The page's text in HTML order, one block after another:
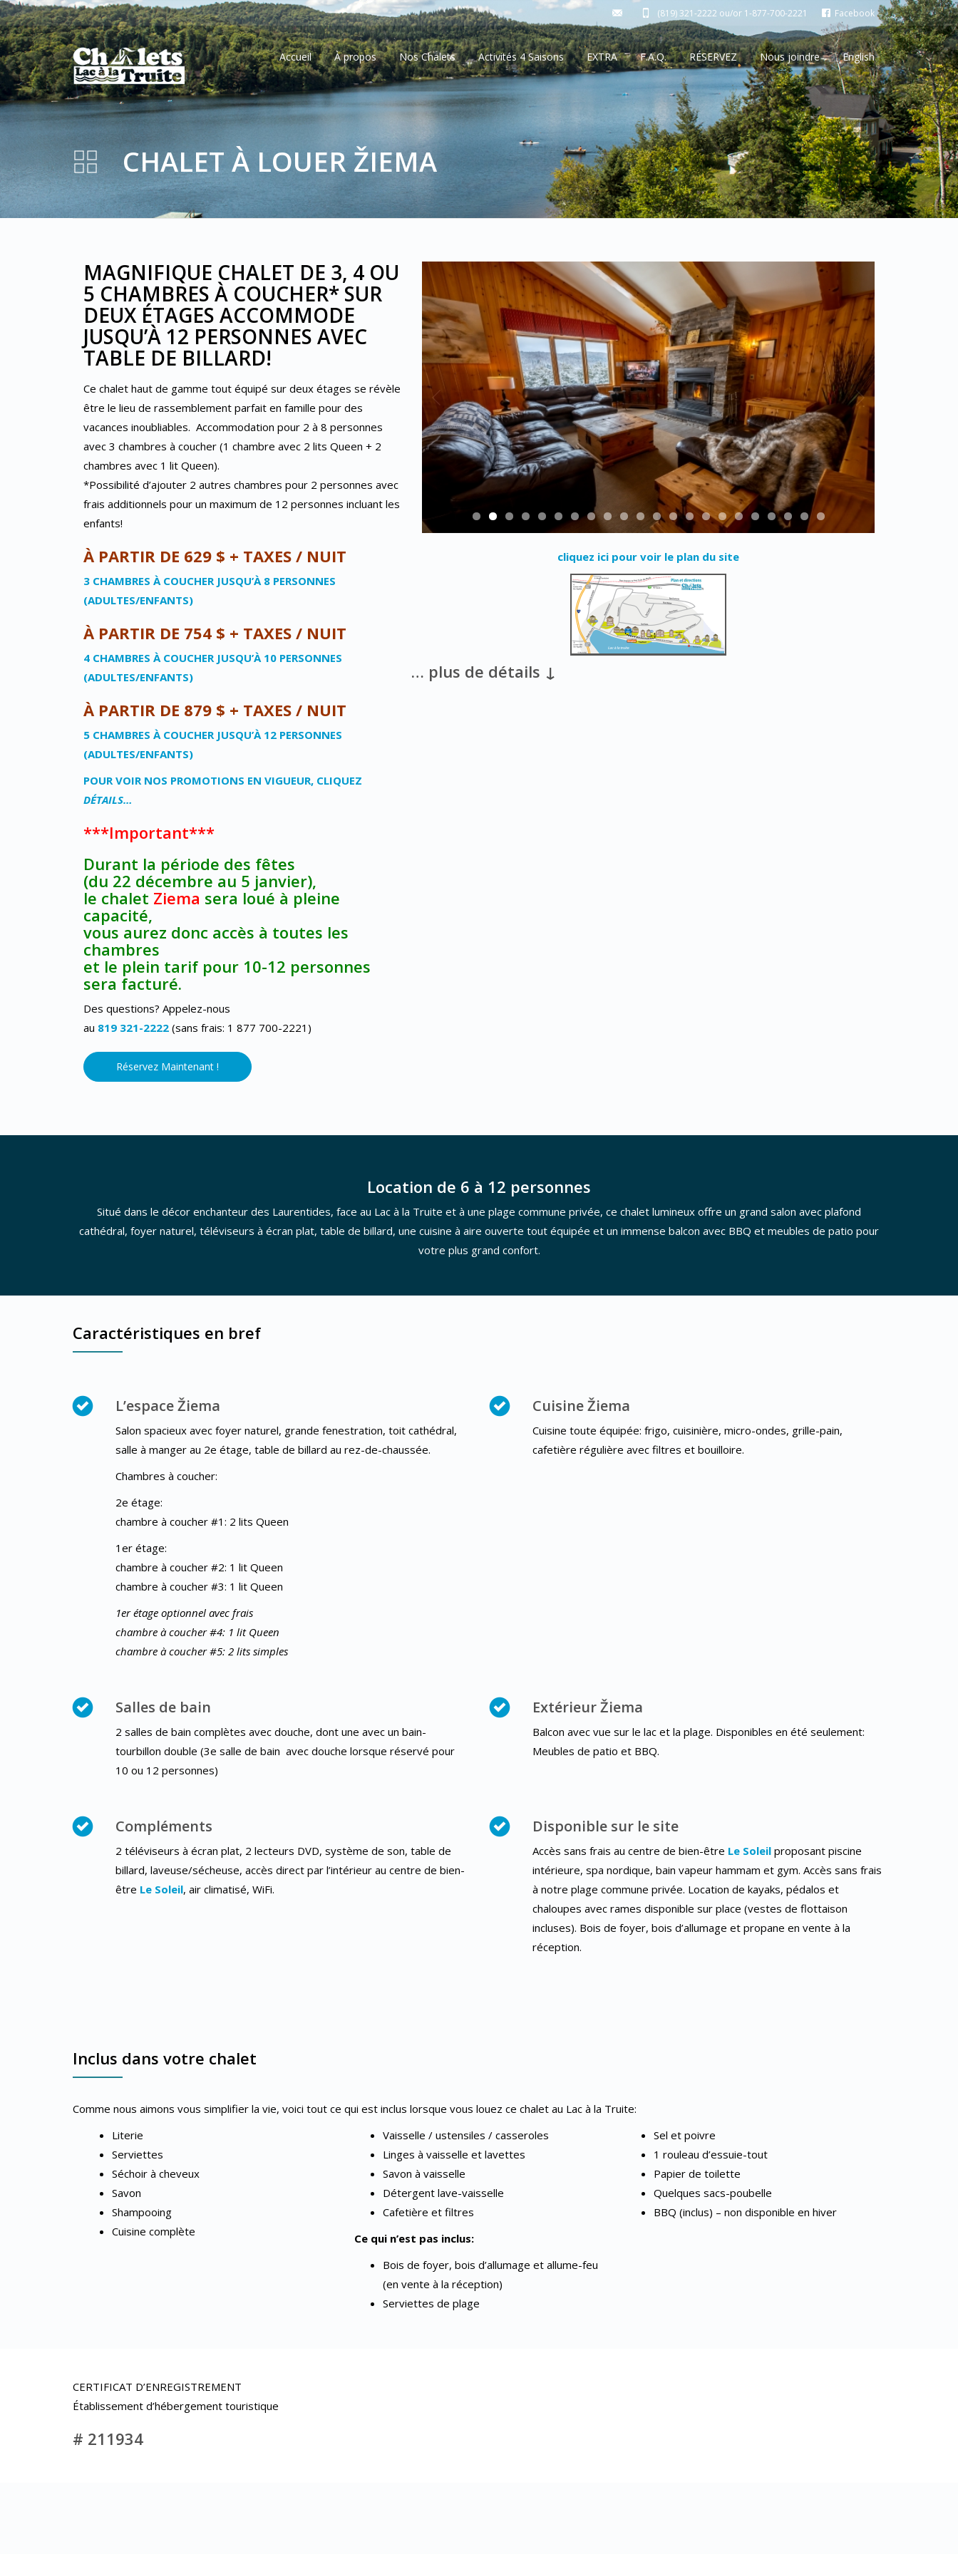
(819) 321-2222 ou/or 1-877-700-2221 Facebook
Accueil À propos Nos Chalets Activités 4 Saisons EXTRA F.A.Q. RÉSERVEZ Nous joindre English
CHALET À LOUER ŽIEMA
MAGNIFIQUE CHALET DE 3, 4 OU
5 CHAMBRES À COUCHER* SUR
DEUX ÉTAGES ACCOMMODE
JUSQU’À 12 PERSONNES AVEC
TABLE DE BILLARD!
Ce chalet haut de gamme tout équipé sur deux étages se révèle
être le lieu de rassemblement parfait en famille pour des
vacances inoubliables. Accommodation pour 2 à 8 personnes
avec 3 chambres à coucher (1 chambre avec 2 lits Queen + 2
chambres avec 1 lit Queen).
*Possibilité d’ajouter 2 autres chambres pour 2 personnes avec
frais additionnels pour un maximum de 12 personnes incluant les
enfants!
À PARTIR DE 629 $ + TAXES / NUIT
3 CHAMBRES À COUCHER JUSQU’À 8 PERSONNES
(ADULTES/ENFANTS)
À PARTIR DE 754 $ + TAXES / NUIT
4 CHAMBRES À COUCHER JUSQU’À 10 PERSONNES
(ADULTES/ENFANTS)
À PARTIR DE 879 $ + TAXES / NUIT
5 CHAMBRES À COUCHER JUSQU’À 12 PERSONNES
(ADULTES/ENFANTS)
POUR VOIR NOS PROMOTIONS EN VIGUEUR, CLIQUEZ
DÉTAILS…
***Important***
Durant la période des fêtes
(du 22 décembre au 5 janvier),
le chalet Ziema sera loué à pleine
capacité,
vous aurez donc accès à toutes les
chambres
et le plein tarif pour 10-12 personnes
sera facturé.
Des questions? Appelez-nous
au 819 321-2222 (sans frais: 1 877 700-2221)
Réservez Maintenant !
cliquez ici pour voir le plan du site
… plus de détails ↓
Location de 6 à 12 personnes
Situé dans le décor enchanteur des Laurentides, face au Lac à la Truite et à une plage commune privée, ce chalet lumineux offre un grand salon avec plafond
cathédral, foyer naturel, téléviseurs à écran plat, table de billard, une cuisine à aire ouverte tout équipée et un immense balcon avec BBQ et meubles de patio pour
votre plus grand confort.
Caractéristiques en bref
L’espace Žiema
Salon spacieux avec foyer naturel, grande fenestration, toit cathédral,
salle à manger au 2e étage, table de billard au rez-de-chaussée.
Chambres à coucher:
2e étage:
chambre à coucher #1: 2 lits Queen
1er étage:
chambre à coucher #2: 1 lit Queen
chambre à coucher #3: 1 lit Queen
1er étage optionnel avec frais
chambre à coucher #4: 1 lit Queen
chambre à coucher #5: 2 lits simples
Cuisine Žiema
Cuisine toute équipée: frigo, cuisinière, micro-ondes, grille-pain,
cafetière régulière avec filtres et bouilloire.
Salles de bain
2 salles de bain complètes avec douche, dont une avec un bain-
tourbillon double (3e salle de bain avec douche lorsque réservé pour
10 ou 12 personnes)
Extérieur Žiema
Balcon avec vue sur le lac et la plage. Disponibles en été seulement:
Meubles de patio et BBQ.
Compléments
2 téléviseurs à écran plat, 2 lecteurs DVD, système de son, table de
billard, laveuse/sécheuse, accès direct par l’intérieur au centre de bien-
être Le Soleil, air climatisé, WiFi.
Disponible sur le site
Accès sans frais au centre de bien-être Le Soleil proposant piscine
intérieure, spa nordique, bain vapeur hammam et gym. Accès sans frais
à notre plage commune privée. Location de kayaks, pédalos et
chaloupes avec rames disponible sur place (vestes de flottaison
incluses). Bois de foyer, bois d’allumage et propane en vente à la
réception.
Inclus dans votre chalet
Comme nous aimons vous simplifier la vie, voici tout ce qui est inclus lorsque vous louez ce chalet au Lac à la Truite:
Literie
Serviettes
Séchoir à cheveux
Savon
Shampooing
Cuisine complète
Vaisselle / ustensiles / casseroles
Linges à vaisselle et lavettes
Savon à vaisselle
Détergent lave-vaisselle
Cafetière et filtres
Sel et poivre
1 rouleau d’essuie-tout
Papier de toilette
Quelques sacs-poubelle
BBQ (inclus) – non disponible en hiver
Ce qui n’est pas inclus:
Bois de foyer, bois d’allumage et allume-feu
(en vente à la réception)
Serviettes de plage
CERTIFICAT D’ENREGISTREMENT
Établissement d’hébergement touristique
# 211934